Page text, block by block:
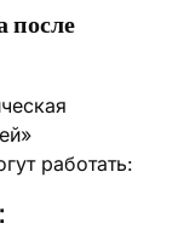
после
работать: